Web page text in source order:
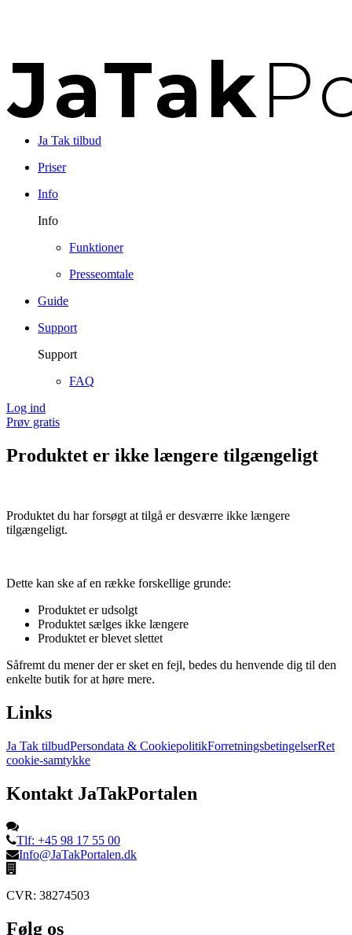
Ja Tak tilbud
Priser
Info
Info
Funktioner
Presseomtale
Guide
Support
Support
FAQ
Log ind
Prøv gratis
Produktet er ikke længere tilgængeligt
Produktet du har forsøgt at tilgå er desværre ikke længere
tilgængeligt.
Dette kan ske af en række forskellige grunde:
Produktet er udsolgt
Produktet sælges ikke længere
Produktet er blevet slettet
Såfremt du mener der er sket en fejl, bedes du henvende dig til den
enkelte butik for at høre mere.
Links
Ja Tak tilbudPersondata & CookiepolitikForretningsbetingelserRet
cookie-samtykke
Kontakt JaTakPortalen
Tlf: +45 98 17 55 00
Info@JaTakPortalen.dk
CVR: 38274503
Følg os